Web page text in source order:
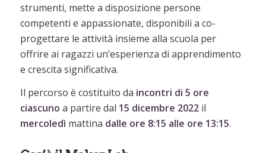
strumenti, mette a disposizione persone
competenti e appassionate, disponibili a co-
progettare le attività insieme alla scuola per
offrire ai ragazzi un’esperienza di apprendimento
e crescita significativa.
Il percorso è costituito da incontri di 5 ore
ciascuno a partire dal 15 dicembre 2022il
mercoledì mattina dalle ore 8:15 alle ore 13:15.